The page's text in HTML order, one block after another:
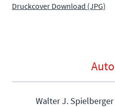
Druckcover Download (JPG)
Walter J. Spielberger